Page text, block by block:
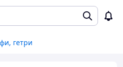
гетри